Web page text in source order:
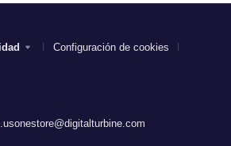
Configuración de cookies